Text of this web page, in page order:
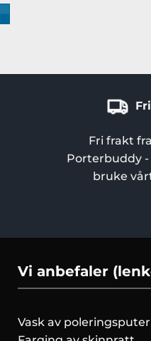
Fri frakt
Porterbuddy -
bruke
Vi anbefaler
Vask av poleringsputer